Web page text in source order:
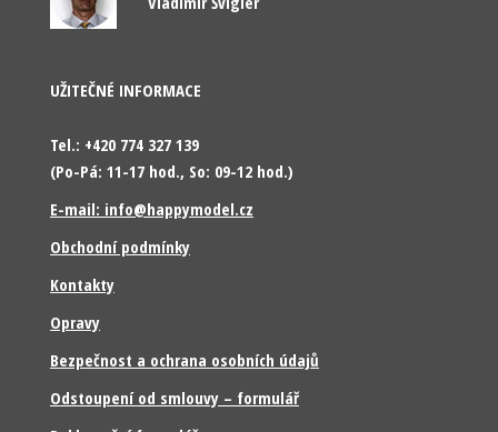
UŽITEČNÉ INFORMACE
Tel.: +420 774 327 139
(Po-Pá: 11-17 hod., So: 09-12 hod.)
E-mail: info@happymodel.cz
Obchodní podmínky
Kontakty
Opravy
Bezpečnost a ochrana osobních údajů
Odstoupení od smlouvy – formulář